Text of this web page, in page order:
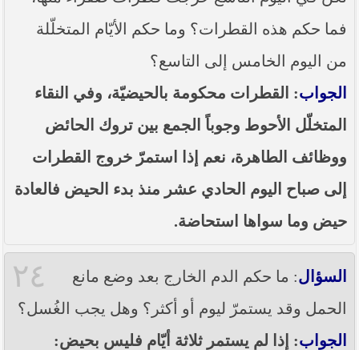
فما حكم هذه القطرات؟ وما حكم الأيّام المتخلّلة
من اليوم الخامس إلى التاسع؟
الجواب: القطرات محكومة بالحيضيّة، وفي النقاء
المتخلّل الأحوط وجوباً الجمع بين تروك الحائض
ووظائف الطاهرة، نعم إذا استمرّ خروج القطرات
إلى صباح اليوم الحادي عشر منذ بدء الحيض فالعادة
حيض وما سواها استحاضة.
٢٤ السؤال: ما حكم الدم الخارج بعد وضع مانع
الحمل وقد يستمرّ ليوم أو أكثر؟ وهل يجب الغُسل؟
الجواب: إذا لم يستمر ثلاثة أيّام فليس بحيض: